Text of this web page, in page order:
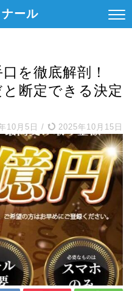
ール
を徹底解剖！
断定できる決定
10月5日 / 2025年10月15日